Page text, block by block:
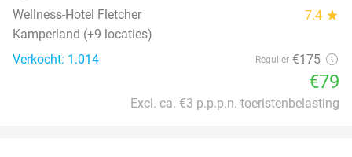
Wellness-Hotel Fletcher 7.4 star
Kamperland (+9 locaties)
Verkocht: 1.014
Regulier €175
€79
Excl. ca. €3 p.p.p.n. toeristenbelasting